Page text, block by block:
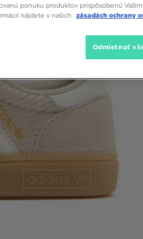
ponuku produktov prispôsobenú
nájdete v našich
zásadách ochrany
Odmietnuť